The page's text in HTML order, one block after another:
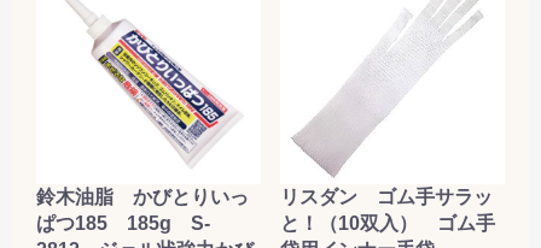
鈴木油脂 かびとりいっ
ぱつ185 185g S-
リスダン ゴム手サラッ
と！（10双入） ゴム手